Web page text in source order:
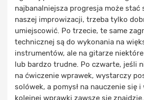
najbanalniejsza progresja może stać
naszej improwizacji, trzeba tylko
umiejscowić. Po trzecie, te same
technicznej są do wykonania na
instrumentów, ale na gitarze
lub bardzo trudne. Po czwarte, jeśli
na ćwiczenie wprawek, wystarczy
solówek, a pomysł na nauczenie się
kolejnej wprawki zawsze się